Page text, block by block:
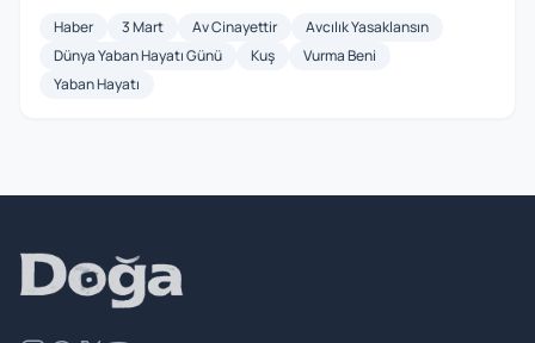
Haber 3 Mart Av Cinayettir
Avcılık Yasaklansın
Dünya Yaban Hayatı Günü
Kuş
Vurma Beni
Yaban Hayatı